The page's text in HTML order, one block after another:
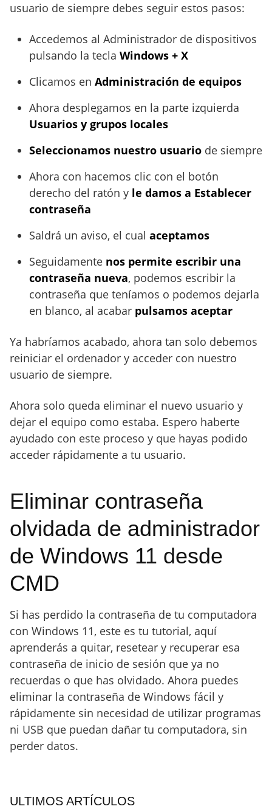
usuario de siempre debes seguir estos pasos:
Accedemos al Administrador de dispositivos
pulsando la tecla Windows + X
Clicamos en Administración de equipos
Ahora desplegamos en la parte izquierda
Usuarios y grupos locales
Seleccionamos nuestro usuario de siempre
Ahora con hacemos clic con el botón
derecho del ratón y le damos a Establecer
contraseña
Saldrá un aviso, el cual aceptamos
Seguidamente nos permite escribir una
contraseña nueva, podemos escribir la
contraseña que teníamos o podemos dejarla
en blanco, al acabar pulsamos aceptar
Ya habríamos acabado, ahora tan solo debemos
reiniciar el ordenador y acceder con nuestro
usuario de siempre.
Ahora solo queda eliminar el nuevo usuario y
dejar el equipo como estaba. Espero haberte
ayudado con este proceso y que hayas podido
acceder rápidamente a tu usuario.
Eliminar contraseña
olvidada de administrador
de Windows 11 desde
CMD
Si has perdido la contraseña de tu computadora
con Windows 11, este es tu tutorial, aquí
aprenderás a quitar, resetear y recuperar esa
contraseña de inicio de sesión que ya no
recuerdas o que has olvidado. Ahora puedes
eliminar la contraseña de Windows fácil y
rápidamente sin necesidad de utilizar programas
ni USB que puedan dañar tu computadora, sin
perder datos.
ULTIMOS ARTÍCULOS